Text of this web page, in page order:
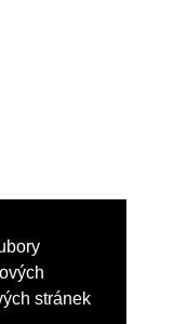
stránek